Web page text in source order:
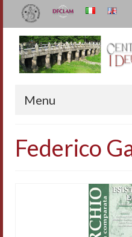
Menu
Organizzazione e
I Deug-Su
Federico